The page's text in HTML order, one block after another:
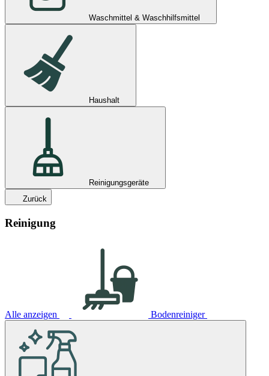
Waschmittel & Waschhilfsmittel
Haushalt
Reinigungsgeräte
Zurück
Reinigung
Alle anzeigen Bodenreiniger